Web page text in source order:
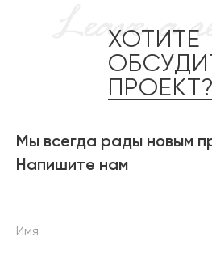
Leave a
ХОТИТЕ
ПРОЕКТ?
Мы всегда рады новым
Напишите нам